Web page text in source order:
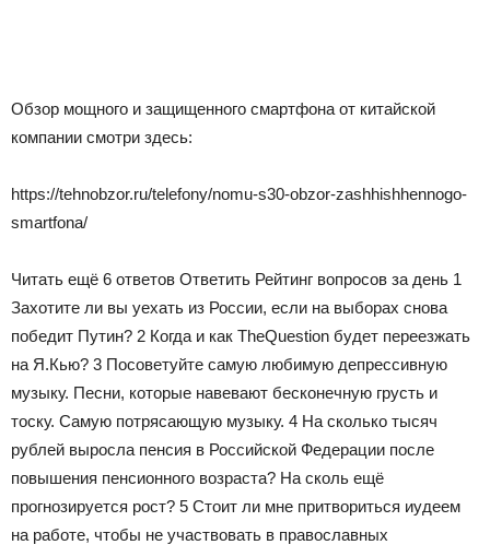
Обзор мощного и защищенного смартфона от китайской
компании смотри здесь:
https://tehnobzor.ru/telefony/nomu-s30-obzor-zashhishhennogo-
smartfona/
Читать ещё 6 ответов Ответить Рейтинг вопросов за день 1
Захотите ли вы уехать из России, если на выборах снова
победит Путин? 2 Когда и как TheQuestion будет переезжать
на Я.Кью? 3 Посоветуйте самую любимую депрессивную
музыку. Песни, которые навевают бесконечную грусть и
тоску. Самую потрясающую музыку. 4 На сколько тысяч
рублей выросла пенсия в Российской Федерации после
повышения пенсионного возраста? На сколь ещё
прогнозируется рост? 5 Стоит ли мне притвориться иудеем
на работе, чтобы не участвовать в православных